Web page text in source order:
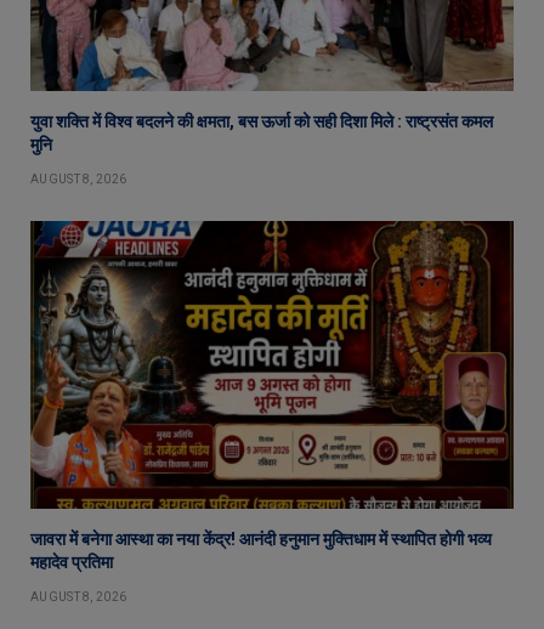
युवा शक्ति में विश्व बदलने की क्षमता, बस ऊर्जा को सही दिशा मिले : राष्ट्रसंत कमल
मुनि
AUGUST 8, 2026
जावरा में बनेगा आस्था का नया केंद्र! आनंदी हनुमान मुक्तिधाम में स्थापित होगी भव्य
महादेव प्रतिमा
AUGUST 8, 2026